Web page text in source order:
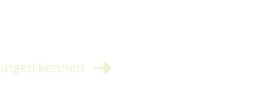
kennen